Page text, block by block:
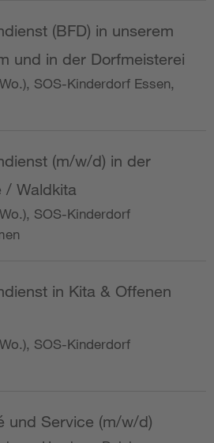
(BFD) in unserem
und in der Dorfmeisterei
SOS-Kinderdorf Essen,
(m/w/d) in der
/ Waldkita
SOS-Kinderdorf
in Kita & Offenen
SOS-Kinderdorf
und Service (m/w/d)